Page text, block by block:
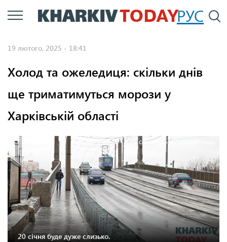
Перейти
до
РУС
19 лютого, 2025 - 18:41
Холод та ожеледиця: скільки днів
ще триматимуться морози у
Харківській області
Фото: Сергій Козлов / KHARKIV Today
20 січня буде дуже слизько.